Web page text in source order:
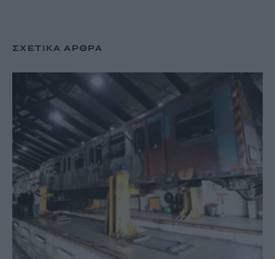
ΣΧΕΤΙΚΆ ΆΡΘΡΑ